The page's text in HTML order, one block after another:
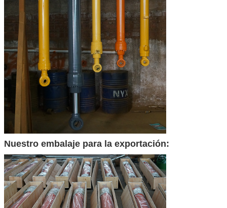
Nuestro embalaje para la exportación: